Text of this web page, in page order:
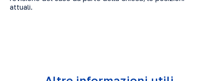
attuali.